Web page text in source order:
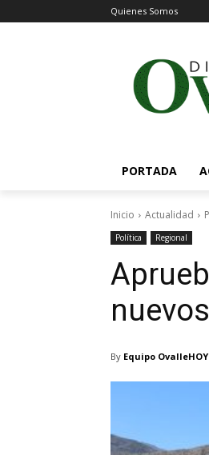
Quienes Somos
PORTADA
Inicio Actualidad
Política Regional
By Equipo OvalleHOY